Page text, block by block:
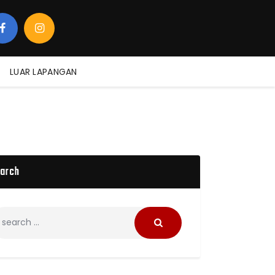
LUAR LAPANGAN